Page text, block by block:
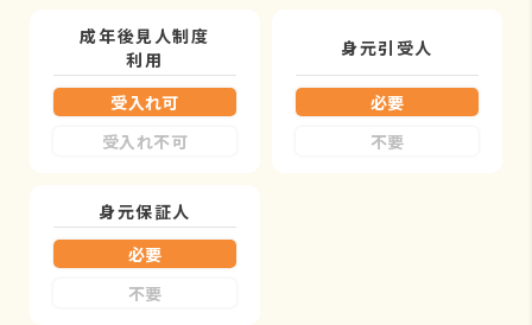
成年後見人制度
利用
受入れ可
受入れ不可
身元引受人
必要
不要
身元保証人
必要
不要